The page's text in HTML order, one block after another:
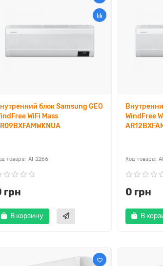
блок Samsung GEO
WiFi Mass
AI-2266
грн
В корзину
WindFree
0 грн
В